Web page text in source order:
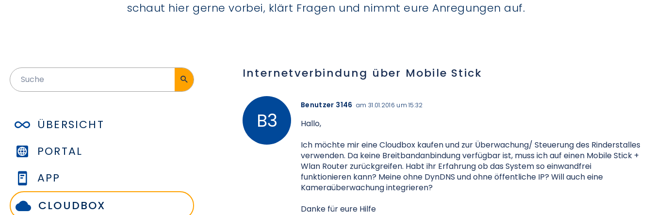
schaut hier gerne vorbei, klärt Fragen und nimmt eure Anregungen auf.
ÜBERSICHT
PORTAL
APP
CLOUDBOX
Internetverbindung über Mobile Stick
Benutzer 3146 am 31.01.2016 um 15:32
Hallo,
Ich möchte mir eine Cloudbox kaufen und zur Überwachung/ Steuerung des Rinderstalles
verwenden. Da keine Breitbandanbindung verfügbar ist, muss ich auf einen Mobile Stick +
Wlan Router zurückgreifen. Habt ihr Erfahrung ob das System so einwandfrei
funktionieren kann? Meine ohne DynDNS und ohne öffentliche IP? Will auch eine
Kameraüberwachung integrieren?
Danke für eure Hilfe